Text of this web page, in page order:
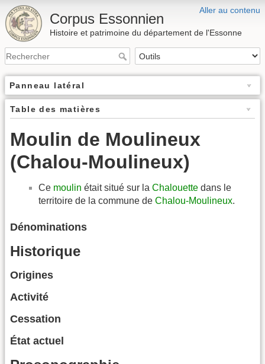
Aller au contenu
Corpus Essonnien
Histoire et patrimoine du département de l'Essonne
Panneau latéral
Table des matières
Moulin de Moulineux
(Chalou-Moulineux)
Ce moulin était situé sur la Chalouette dans le
territoire de la commune de Chalou-Moulineux.
Dénominations
Historique
Origines
Activité
Cessation
État actuel